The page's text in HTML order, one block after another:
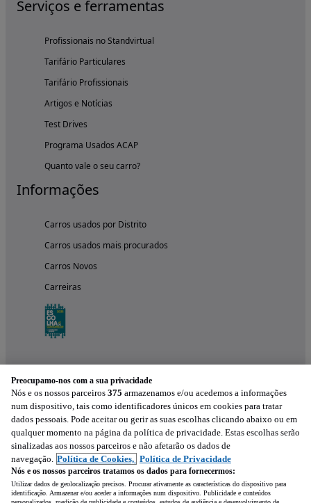
Serviços e ferramentas
Profissionais no Standvirtual
Tarifário Particulares
Tarifário Profissionais
Artigos e Notícias
Test Drives
Programa Usados ACAP
Quanto vale o seu carro?
Informações
Carros usados por Distrito
Carros usados mais procurados
Carros Novos
Carreiras
Experimenta a aplicação
Preocupamo-nos com a sua privacidade
Nós e os nossos parceiros 375 armazenamos e/ou acedemos a informações
num dispositivo, tais como identificadores únicos em cookies para tratar
dados pessoais. Pode aceitar ou gerir as suas escolhas clicando abaixo ou em
qualquer momento na página da política de privacidade. Estas escolhas serão
sinalizadas aos nossos parceiros e não afetarão os dados de
navegação. Política de Cookies, Política de Privacidade
Nós e os nossos parceiros tratamos os dados para fornecermos:
Utilizar dados de geolocalização precisos. Procurar ativamente as características do dispositivo para
identificação. Armazenar e/ou aceder a informações num dispositivo. Publicidade e conteúdos